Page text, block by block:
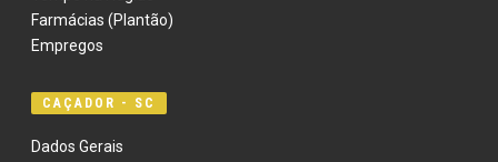
Farmácias (Plantão)
Empregos
CAÇADOR - SC
Dados Gerais